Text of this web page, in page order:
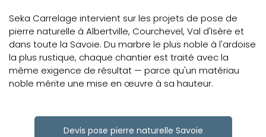
Seka Carrelage intervient sur les projets de pose de
pierre naturelle à Albertville, Courchevel, Val d'Isère et
dans toute la Savoie. Du marbre le plus noble à l'ardoise
la plus rustique, chaque chantier est traité avec la
même exigence de résultat — parce qu'un matériau
noble mérite une mise en œuvre à sa hauteur.
Devis pose pierre naturelle Savoie